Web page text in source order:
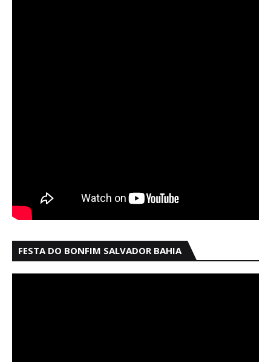
FESTA DO BONFIM SALVADOR BAHIA